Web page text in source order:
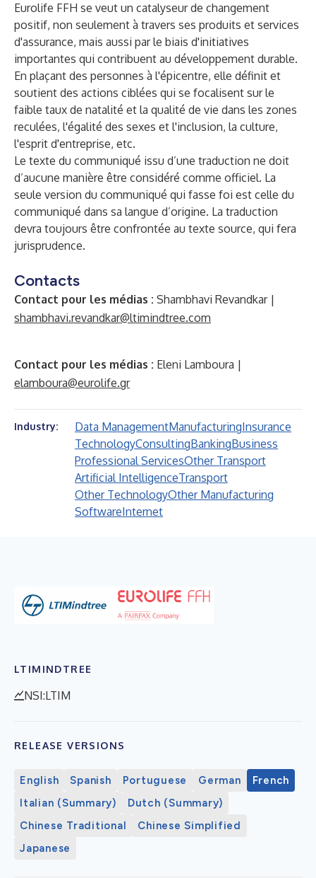
Eurolife FFH se veut un catalyseur de changement
positif, non seulement à travers ses produits et services
d'assurance, mais aussi par le biais d'initiatives
importantes qui contribuent au développement durable.
En plaçant des personnes à l'épicentre, elle définit et
soutient des actions ciblées qui se focalisent sur le
faible taux de natalité et la qualité de vie dans les zones
reculées, l'égalité des sexes et l'inclusion, la culture,
l'esprit d'entreprise, etc.
Le texte du communiqué issu d’une traduction ne doit
d’aucune manière être considéré comme officiel. La
seule version du communiqué qui fasse foi est celle du
communiqué dans sa langue d’origine. La traduction
devra toujours être confrontée au texte source, qui fera
jurisprudence.
Contacts
Contact pour les médias : Shambhavi Revandkar |
shambhavi.revandkar@ltimindtree.com
Contact pour les médias : Eleni Lamboura |
elamboura@eurolife.gr
Industry: Data ManagementManufacturingInsurance
TechnologyConsultingBankingBusiness
Professional ServicesOther Transport
Artificial IntelligenceTransport
Other TechnologyOther Manufacturing
SoftwareInternet
LTIMINDTREE
NSI:LTIM
RELEASE VERSIONS
English Spanish Portuguese German
French
Italian (Summary)
Dutch (Summary)
Chinese Traditional
Chinese Simplified
Japanese